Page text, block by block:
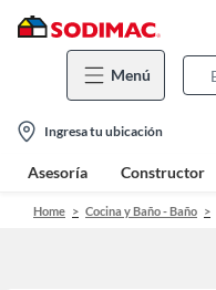
Menú
location-
icon
Ingresa tu ubicación
Asesoría Constructor
Home Cocina y Baño - Baño